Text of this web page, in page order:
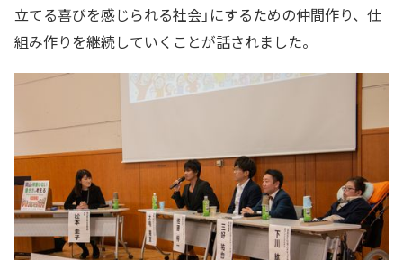
立てる喜びを感じられる社会」にするための仲間作り、仕
組み作りを継続していくことが話されました。